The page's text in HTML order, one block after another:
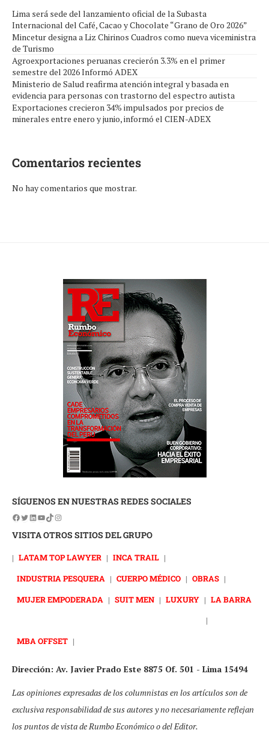
Lima será sede del lanzamiento oficial de la Subasta
Internacional del Café, Cacao y Chocolate “Grano de Oro 2026”
Mincetur designa a Liz Chirinos Cuadros como nueva viceministra
de Turismo
Agroexportaciones peruanas crecierón 3.3% en el primer
semestre del 2026 Informó ADEX
Ministerio de Salud reafirma atención integral y basada en
evidencia para personas con trastorno del espectro autista
Exportaciones crecieron 34% impulsados por precios de
minerales entre enero y junio, informó el CIEN-ADEX
Comentarios recientes
No hay comentarios que mostrar.
SÍGUENOS EN NUESTRAS REDES SOCIALES
VISITA OTROS SITIOS DEL GRUPO
| LATAM TOP LAWYER | INCA TRAIL |
INDUSTRIA PESQUERA | CUERPO MÉDICO | OBRAS |
MUJER EMPODERADA | SUIT MEN | LUXURY | LA BARRA
|
MBA OFFSET |
Dirección: Av. Javier Prado Este 8875 Of. 501 - Lima 15494
Las opiniones expresadas de los columnistas en los artículos son de
exclusiva responsabilidad de sus autores y no necesariamente reflejan
los puntos de vista de Rumbo Económico o del Editor.